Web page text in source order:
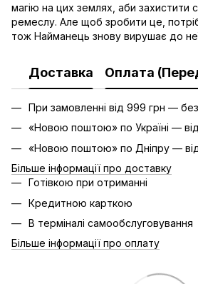
магію на цих землях, аби захистити
ремеслу. Але щоб зробити це,
тож Найманець знову вирушає до
Доставка Оплата
При замовленні від 999 грн —
«Новою поштою» по Україні —
«Новою поштою» по Дніпру —
Більше інформації про доставку
Готівкою при отриманні
Кредитною карткою
В терміналі самообслуговування
Більше інформації про оплату